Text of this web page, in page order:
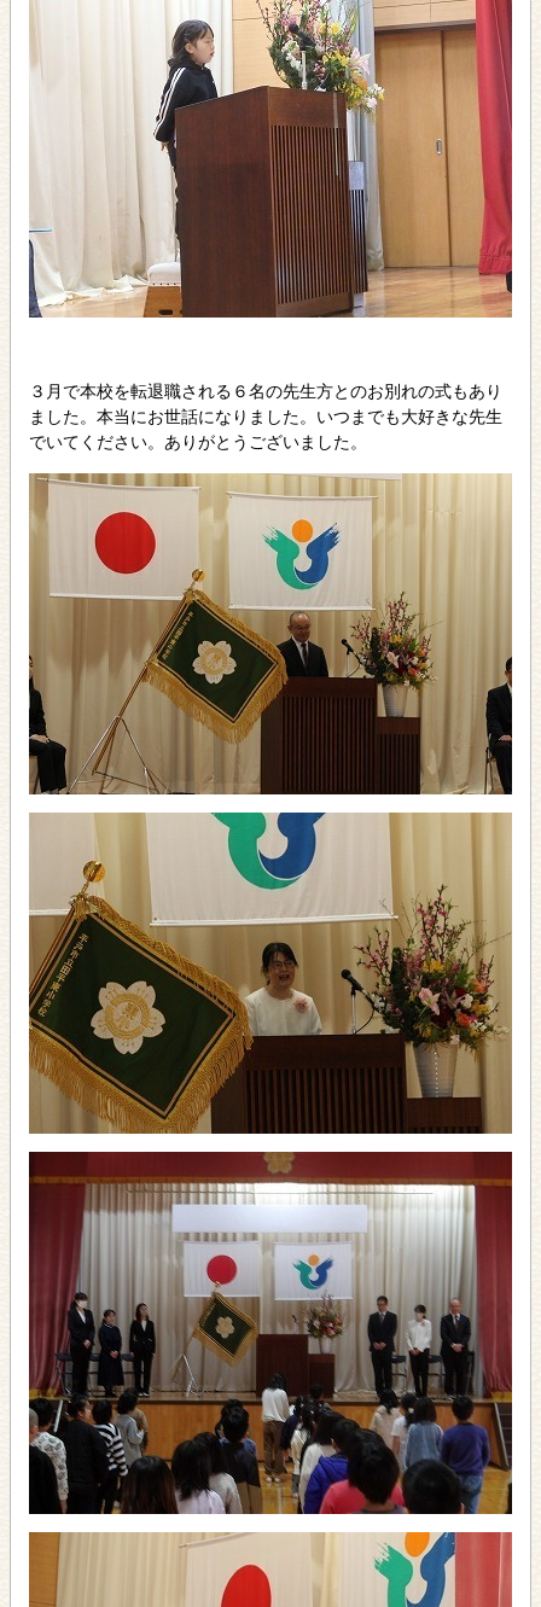
３月で本校を転退職される６名の先生方とのお別れの式もあり
ました。本当にお世話になりました。いつまでも大好きな先生
でいてください。ありがとうございました。